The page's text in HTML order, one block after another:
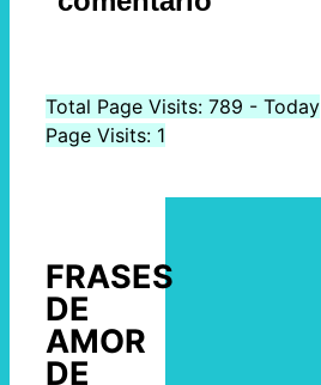
Total Page Visits: 789 - Today
Page Visits: 1
FRASES
DE
AMOR
DE